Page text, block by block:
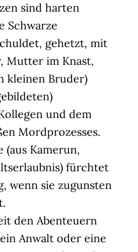
sind harten
Schwarze
gehetzt, mit
Mutter im Knast,
kleinen Bruder)
und dem
Mordprozesses.
Kamerun,
fürchtet
wenn sie zugunsten
den Abenteuern
Anwalt oder eine